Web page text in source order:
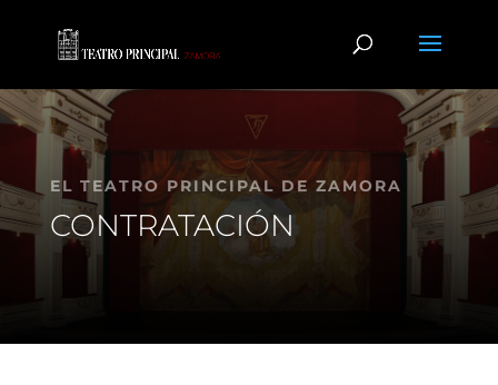
EL TEATRO PRINCIPAL DE ZAMORA
CONTRATACIÓN